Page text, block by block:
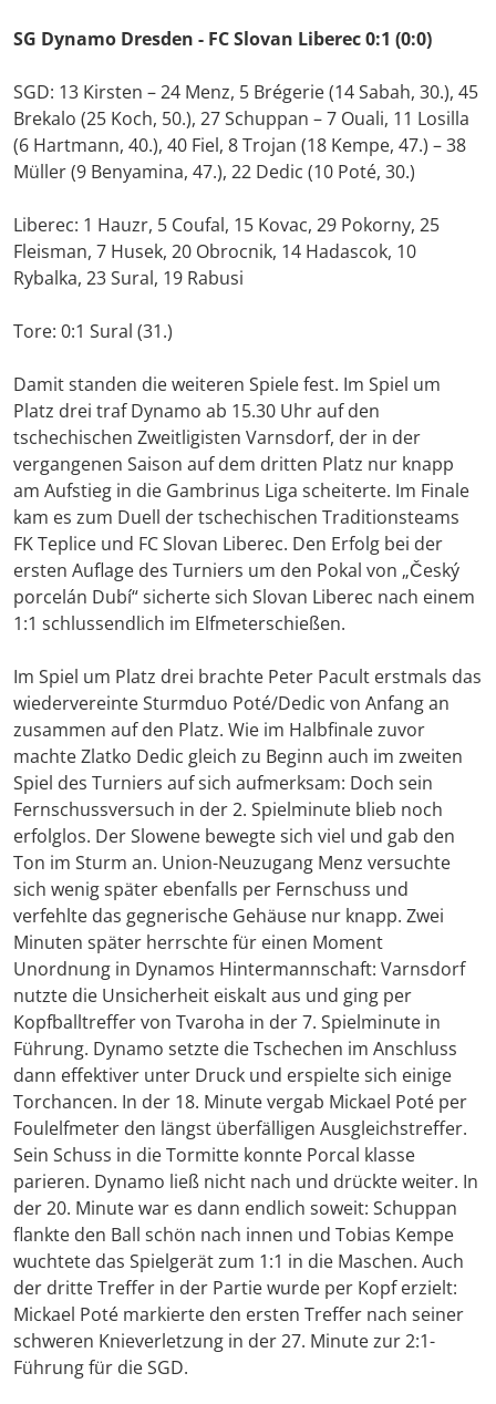
SG Dynamo Dresden - FC Slovan Liberec 0:1 (0:0)
SGD: 13 Kirsten – 24 Menz, 5 Brégerie (14 Sabah, 30.), 45
Brekalo (25 Koch, 50.), 27 Schuppan – 7 Ouali, 11 Losilla
(6 Hartmann, 40.), 40 Fiel, 8 Trojan (18 Kempe, 47.) – 38
Müller (9 Benyamina, 47.), 22 Dedic (10 Poté, 30.)
Liberec: 1 Hauzr, 5 Coufal, 15 Kovac, 29 Pokorny, 25
Fleisman, 7 Husek, 20 Obrocnik, 14 Hadascok, 10
Rybalka, 23 Sural, 19 Rabusi
Tore: 0:1 Sural (31.)
Damit standen die weiteren Spiele fest. Im Spiel um
Platz drei traf Dynamo ab 15.30 Uhr auf den
tschechischen Zweitligisten Varnsdorf, der in der
vergangenen Saison auf dem dritten Platz nur knapp
am Aufstieg in die Gambrinus Liga scheiterte. Im Finale
kam es zum Duell der tschechischen Traditionsteams
FK Teplice und FC Slovan Liberec. Den Erfolg bei der
ersten Auflage des Turniers um den Pokal von „Český
porcelán Dubí“ sicherte sich Slovan Liberec nach einem
1:1 schlussendlich im Elfmeterschießen.
Im Spiel um Platz drei brachte Peter Pacult erstmals das
wiedervereinte Sturmduo Poté/Dedic von Anfang an
zusammen auf den Platz. Wie im Halbfinale zuvor
machte Zlatko Dedic gleich zu Beginn auch im zweiten
Spiel des Turniers auf sich aufmerksam: Doch sein
Fernschussversuch in der 2. Spielminute blieb noch
erfolglos. Der Slowene bewegte sich viel und gab den
Ton im Sturm an. Union-Neuzugang Menz versuchte
sich wenig später ebenfalls per Fernschuss und
verfehlte das gegnerische Gehäuse nur knapp. Zwei
Minuten später herrschte für einen Moment
Unordnung in Dynamos Hintermannschaft: Varnsdorf
nutzte die Unsicherheit eiskalt aus und ging per
Kopfballtreffer von Tvaroha in der 7. Spielminute in
Führung. Dynamo setzte die Tschechen im Anschluss
dann effektiver unter Druck und erspielte sich einige
Torchancen. In der 18. Minute vergab Mickael Poté per
Foulelfmeter den längst überfälligen Ausgleichstreffer.
Sein Schuss in die Tormitte konnte Porcal klasse
parieren. Dynamo ließ nicht nach und drückte weiter. In
der 20. Minute war es dann endlich soweit: Schuppan
flankte den Ball schön nach innen und Tobias Kempe
wuchtete das Spielgerät zum 1:1 in die Maschen. Auch
der dritte Treffer in der Partie wurde per Kopf erzielt:
Mickael Poté markierte den ersten Treffer nach seiner
schweren Knieverletzung in der 27. Minute zur 2:1-
Führung für die SGD.